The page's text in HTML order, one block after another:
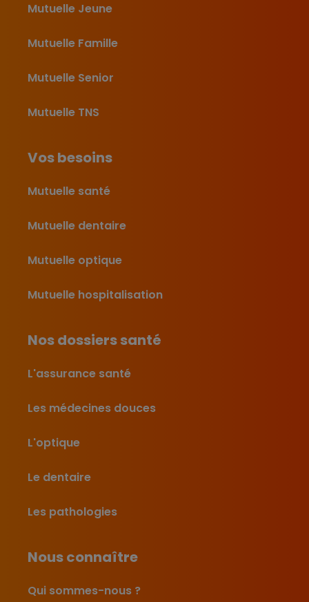
Mutuelle Jeune
Mutuelle Famille
Mutuelle Senior
Mutuelle TNS
Vos besoins
Mutuelle santé
Mutuelle dentaire
Mutuelle optique
Mutuelle hospitalisation
Nos dossiers santé
L'assurance santé
Les médecines douces
L'optique
Le dentaire
Les pathologies
Nous connaître
Qui sommes-nous ?